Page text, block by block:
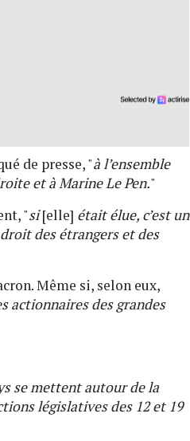
de presse, "à l’ensemble
et à Marine Le Pen."
"si[elle] était élue, c’est un
des étrangers et des
Même si, selon eux,
actionnaires des grandes
se mettent autour de la
législatives des 12 et 19